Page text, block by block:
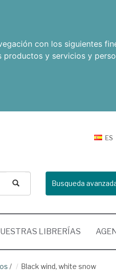
con los siguientes
productos y servicios y
ES
Busqueda
LIBRERÍAS
/ Black wind, white snow